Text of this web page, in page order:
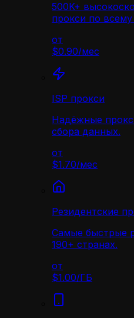
500K+
прокси по
от
$0.90/мес
ISP прокси
Надёжные
сбора данных.
от
$1.70/мес
Резидентские
Самые быстрые
190+ странах.
от
$1.00/ГБ